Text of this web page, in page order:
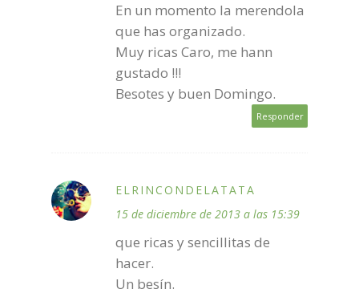
En un momento la merendola
que has organizado.
Muy ricas Caro, me hann
gustado !!!
Besotes y buen Domingo.
Responder
ELRINCONDELATATA
15 de diciembre de 2013 a las 15:39
que ricas y sencillitas de
hacer.
Un besín.